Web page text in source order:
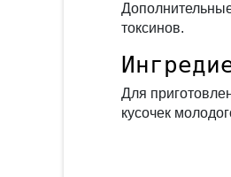
токсинов.
Для
кусочек